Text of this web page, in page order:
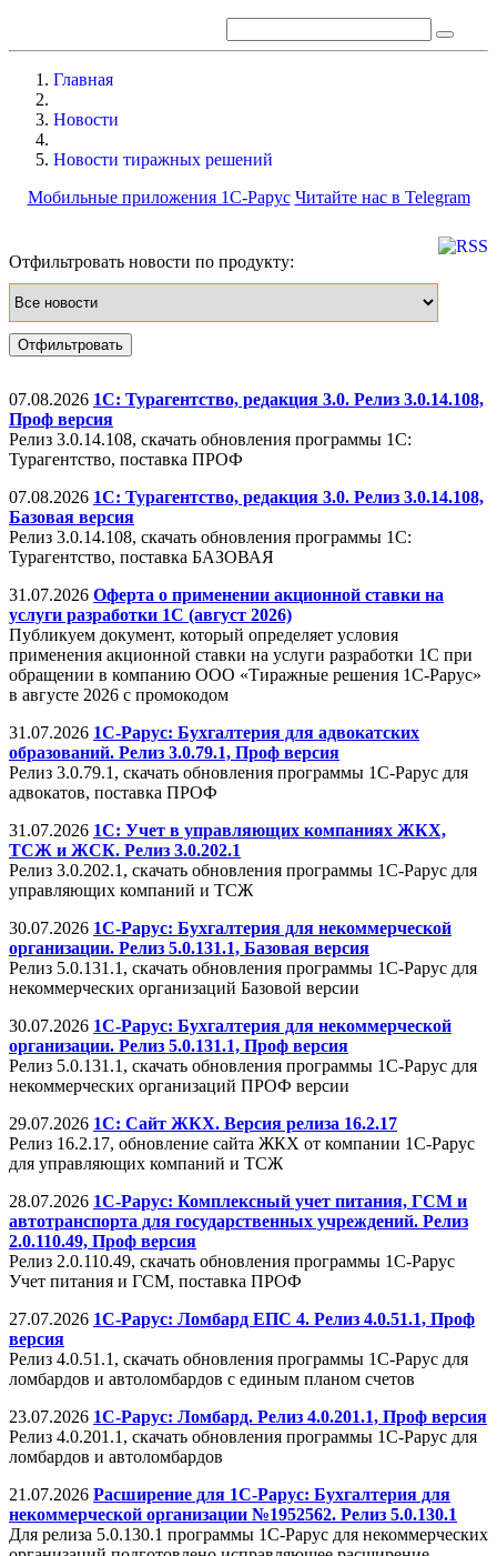
Главная
Новости
Новости тиражных решений
Мобильные приложения 1С-Рарус Читайте нас в Telegram
Отфильтровать новости по продукту:
07.08.2026 1С: Турагентство, редакция 3.0. Релиз 3.0.14.108,
Проф версия
Релиз 3.0.14.108, скачать обновления программы 1С:
Турагентство, поставка ПРОФ
07.08.2026 1С: Турагентство, редакция 3.0. Релиз 3.0.14.108,
Базовая версия
Релиз 3.0.14.108, скачать обновления программы 1С:
Турагентство, поставка БАЗОВАЯ
31.07.2026 Оферта о применении акционной ставки на
услуги разработки 1С (август 2026)
Публикуем документ, который определяет условия
применения акционной ставки на услуги разработки 1С при
обращении в компанию ООО «Тиражные решения 1С-Рарус»
в августе 2026 с промокодом
31.07.2026 1С-Рарус: Бухгалтерия для адвокатских
образований. Релиз 3.0.79.1, Проф версия
Релиз 3.0.79.1, скачать обновления программы 1С-Рарус для
адвокатов, поставка ПРОФ
31.07.2026 1С: Учет в управляющих компаниях ЖКХ,
ТСЖ и ЖСК. Релиз 3.0.202.1
Релиз 3.0.202.1, скачать обновления программы 1С-Рарус для
управляющих компаний и ТСЖ
30.07.2026 1С-Рарус: Бухгалтерия для некоммерческой
организации. Релиз 5.0.131.1, Базовая версия
Релиз 5.0.131.1, скачать обновления программы 1С-Рарус для
некоммерческих организаций Базовой версии
30.07.2026 1С-Рарус: Бухгалтерия для некоммерческой
организации. Релиз 5.0.131.1, Проф версия
Релиз 5.0.131.1, скачать обновления программы 1С-Рарус для
некоммерческих организаций ПРОФ версии
29.07.2026 1С: Сайт ЖКХ. Версия релиза 16.2.17
Релиз 16.2.17, обновление сайта ЖКХ от компании 1С-Рарус
для управляющих компаний и ТСЖ
28.07.2026 1С-Рарус: Комплексный учет питания, ГСМ и
автотранспорта для государственных учреждений. Релиз
2.0.110.49, Проф версия
Релиз 2.0.110.49, скачать обновления программы 1С-Рарус
Учет питания и ГСМ, поставка ПРОФ
27.07.2026 1С-Рарус: Ломбард ЕПС 4. Релиз 4.0.51.1, Проф
версия
Релиз 4.0.51.1, скачать обновления программы 1С-Рарус для
ломбардов и автоломбардов c единым планом счетов
23.07.2026 1С-Рарус: Ломбард. Релиз 4.0.201.1, Проф версия
Релиз 4.0.201.1, скачать обновления программы 1С-Рарус для
ломбардов и автоломбардов
21.07.2026 Расширение для 1С-Рарус: Бухгалтерия для
некоммерческой организации №1952562. Релиз 5.0.130.1
Для релиза 5.0.130.1 программы 1С-Рарус для некоммерческих